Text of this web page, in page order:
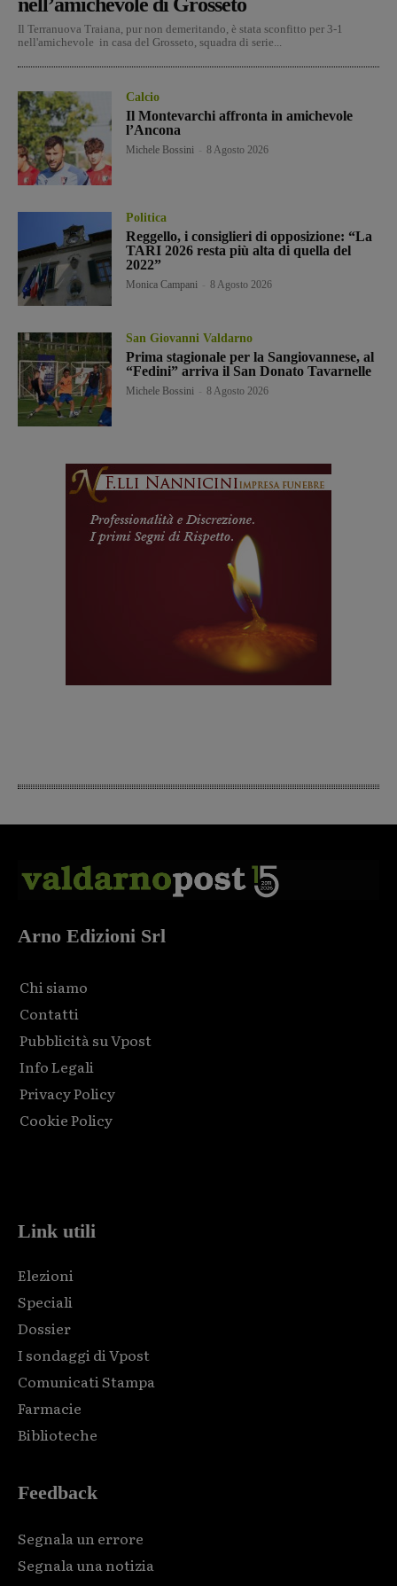
Il Terranuova Traiana, pur non demeritando, è stata sconfitto per 3-1
nell'amichevole in casa del Grosseto, squadra di serie...
Calcio
Il Montevarchi affronta in amichevole
l’Ancona
Michele Bossini 8 Agosto 2026
Politica
Reggello, i consiglieri di opposizione: “La
TARI 2026 resta più alta di quella del
2022”
Monica Campani 8 Agosto 2026
San Giovanni Valdarno
Prima stagionale per la Sangiovannese, al
“Fedini” arriva il San Donato Tavarnelle
Michele Bossini 8 Agosto 2026
Arno Edizioni Srl
Chi siamo
Contatti
Pubblicità su Vpost
Info Legali
Privacy Policy
Cookie Policy
Link utili
Elezioni
Speciali
Dossier
I sondaggi di Vpost
Comunicati Stampa
Farmacie
Biblioteche
Feedback
Segnala un errore
Segnala una notizia